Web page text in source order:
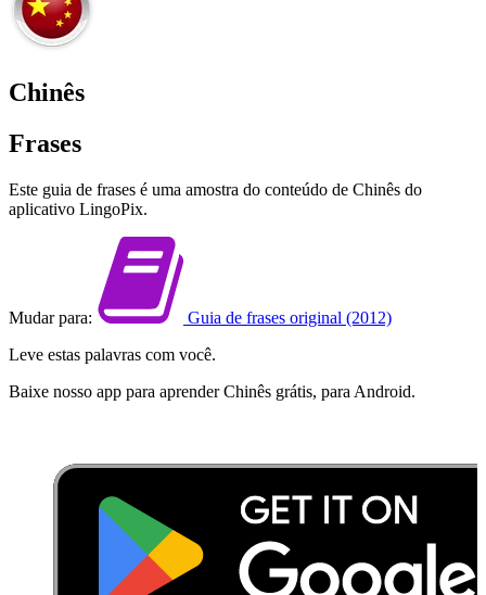
Chinês
Frases
Este guia de frases é uma amostra do conteúdo de Chinês do
aplicativo LingoPix.
Mudar para:
Guia de frases original (2012)
Leve estas palavras com você.
Baixe nosso app para aprender Chinês grátis, para Android.